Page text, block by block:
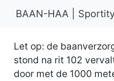
BAAN-HAA |
Let op: de
stond na rit 102
door met de 1000